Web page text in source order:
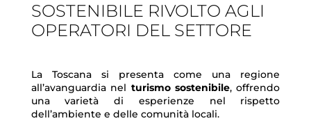
SOSTENIBILE RIVOLTO AGLI
OPERATORI DEL SETTORE
La Toscana si presenta come una regione
all’avanguardia nel turismo sostenibile, offrendo
una varietà di esperienze nel rispetto
dell’ambiente e delle comunità locali.